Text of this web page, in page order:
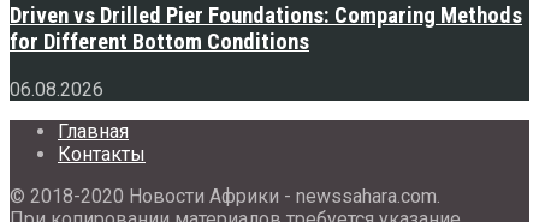
Driven vs Drilled Pier Foundations: Comparing Methods
for Different Bottom Conditions
06.08.2026
Главная
Контакты
© 2018-2020 Новости Африки - newssahara.com.